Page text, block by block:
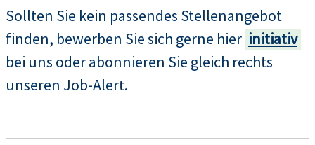
Sollten Sie kein passendes Stellenangebot
finden, bewerben Sie sich gerne hier initiativ
bei uns oder abonnieren Sie gleich rechts
unseren Job-Alert.